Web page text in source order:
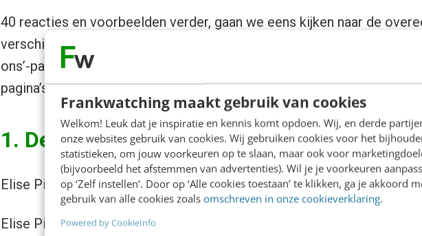
Frankwatching maakt gebruik van cookies
Welkom! Leuk dat je inspiratie en kennis komt opdoen. Wij, en derde
onze websites gebruik van cookies. Wij gebruiken cookies voor het
statistieken, om jouw voorkeuren op te slaan, maar ook voor
(bijvoorbeeld het afstemmen van advertenties). Wil je je voorkeuren
op ‘Zelf instellen’. Door op ‘Alle cookies toestaan’ te klikken, ga je akkoord
gebruik van alle cookies zoals omschreven in onze cookieverklaring.
Powered by CookieInfo
40 reacties en voorbeelden verder, gaan we eens kijken naar de
verschillen, beste voorbeelden en pagina’s waar we iets van kunnen
ons’-pagina is belangrijker dan je misschien beseft. Het is vaak een
pagina’s van je website. Heb jij de statistieken van deze pagina al
1. De smileys van Maatwerk Online
Elise Pin tipte ons over deons-pagina van Maatwerk Online .
Elise Pin: “Die van Maatwerk Online is echt heel mooi en duidelijk!